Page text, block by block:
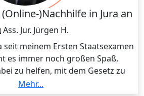
)Nachhilfe in Jura an
Ass. Jur. Jürgen H.
meinem Ersten Staatsexamen
es immer noch großen Spaß,
zu helfen, mit dem Gesetz zu
und den StudentInnen
Mehr...